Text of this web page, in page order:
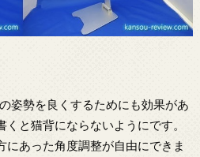
姿勢を良くするためにも効果があ
と猫背にならないようにです。
にあった角度調整が自由にできま